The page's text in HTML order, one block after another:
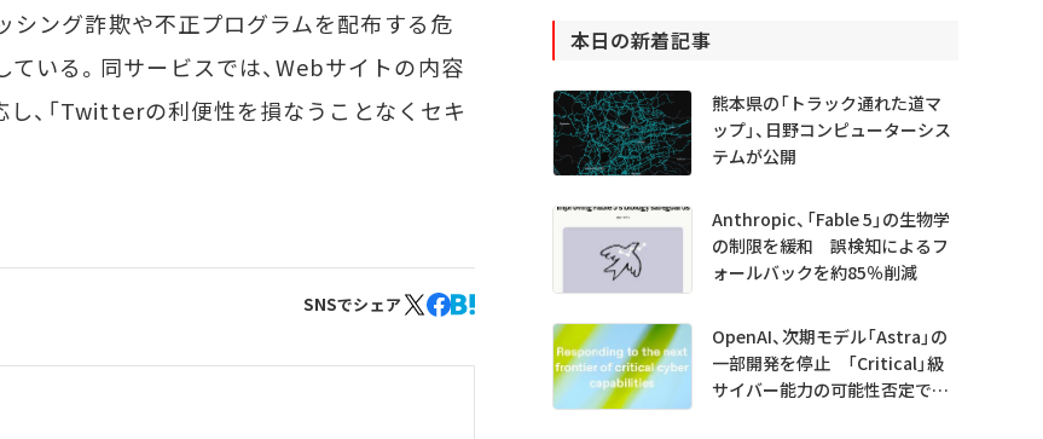
ング詐欺や不正プログラムを配布する危
いる。同サービスでは、Webサイトの内容
、「Twitterの利便性を損なうことなくセキ
SNSでシェア
本日の新着記事
熊本県の「トラック通れた道マ
ップ」、日野コンピューターシス
テムが公開
Anthropic、「Fable 5」の生物学
の制限を緩和 誤検知によるフ
ォールバックを約85％削減
OpenAI、次期モデル「Astra」の
一部開発を停止 「Critical」級
サイバー能力の可能性否定でき